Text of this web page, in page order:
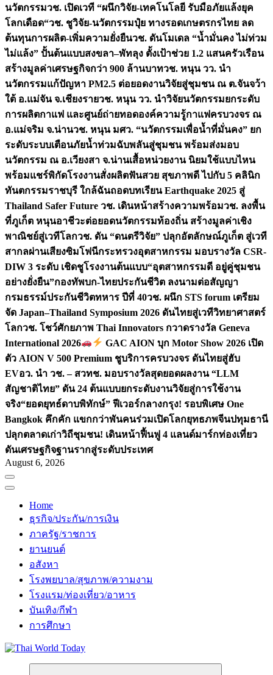
นวัตกรรมวช. เปิดเวที “ผนึกวิจัย-เทคโนโลยี รับมือภัยแล้งยุค
โลกเดือด“วช. ชูวิจัย-นวัตกรรมปุ๋ย ทางรอดเกษตรกรไทย ลด
ต้นทุนการผลิต-เพิ่มความยั่งยืนวช. ดันโมเดล “น้ำมั่นคง ไม่ท่วม
ไม่แล้ง” ปั้นต้นแบบสงขลา–พัทลุง ตั้งเป้าช่วย 1.2 แสนครัวเรือน
สร้างมูลค่าเศรษฐกิจกว่า 900 ล้านบาทวช. หนุน วว. นำ
นวัตกรรมแก้ปัญหา PM2.5 ต่อยอดงานวิจัยสู่ชุมชน ณ ต.จันจว้า
ใต้ อ.แม่จัน จ.เชียงรายวช. หนุน วว. นำวิจัยนวัตกรรมยกระดับ
การผลิตกาแฟ และศูนย์ถ่ายทอดองค์ความรู้กาแฟครบวงจร ณ
อ.แม่จริม จ.น่านวช. หนุน มศว. “นวัตกรรมเพื่อน้ำที่มั่นคง” ยก
ระดับระบบเตือนภัยน้ำท่วมฉับพลันสู่ชุมชน พร้อมส่งมอบ
นวัตกรรม ณ อ.เวียงสา จ.น่านเสื้อหน่วยงาน นิยมใช้แบบไหน
พร้อมแชร์พิกัดโรงงานสั่งผลิตฟันสวย สุขภาพดี ไปกับ 5 คลินิก
ทันตกรรมราชบุรี ใกล้ฉันถอดบทเรียน Earthquake 2025 สู่
Thailand Safer Future วช. เดินหน้าสร้างความพร้อมวช. ลงพื้น
ที่ภูเก็ต หนุนอาชีวะต่อยอดนวัตกรรมท้องถิ่น สร้างมูลค่าเชิง
พาณิชย์สู่เวทีโลกวช. ดัน “ดนตรีวิจัย” ปลุกอัตลักษณ์ภูเก็ต สู่เวที
สากลผ่านเสียงซิมโฟนีกระทรวงอุตสาหกรรม มอบรางวัล CSR-
DIW 3 ระดับ เชิดชูโรงงานต้นแบบ“อุตสาหกรรมดี อยู่คู่ชุมชน
อย่างยั่งยืน”กองทัพบก-ไทยประกันชีวิต ลงนามต่อสัญญา
กรมธรรม์ประกันชีวิตทหาร ปีที่ 40วช. ผนึก STS forum เตรียม
จัด Japan–Thailand Symposium 2026 ดันไทยสู่เวทีวิทยาศาสตร์
โลกวช. โชว์ศักยภาพ Thai Innovators กวาดรางวัล Geneva
International 2026
GAC AION บุก Motor Show 2026 เปิด
ตัว AION V 500 Premium ชูบริการครบวงจร ดันไทยสู่ฮับ
EVอว. นำ วช. – สวทช. มอบรางวัลสุดยอดผลงาน “LLM
สัญชาติไทย” ดัน 24 ต้นแบบยกระดับงานวิจัยสู่การใช้งาน
จริง“ยอดยุทธ์ดาบพิทักษ์” ฟีเวอร์กลางกรุง! รอบพิเศษ One
Bangkok คึกคัก แขกกว่าพันคนร่วมเปิดโลกยุทธภพจีนปทุมธานี
ปลุกตลาดเก่าวิถีชุมชน! เดินหน้าฟื้นฟู 4 แลนด์มาร์กท่องเที่ยว
ดันเศรษฐกิจฐานรากสู่ระดับประเทศ
August 6, 2026
Home
ธุรกิจ/ประกัน/การเงิน
ภาครัฐ/ราชการ
ยานยนต์
อสังหา
โรงพยบาล/สุขภาพ/ความงาม
โรงแรม/ท่องเที่ยว/อาหาร
บันเทิง/กีฬา
การศึกษา